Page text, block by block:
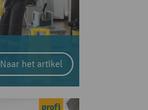
Naar het artikel